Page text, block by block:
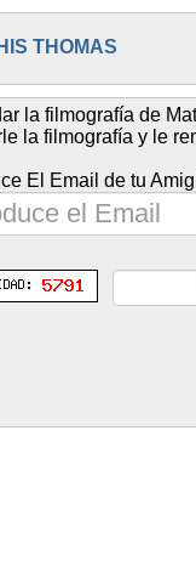
THOMAS
la filmografía de
la filmografía y le
El Email de tu